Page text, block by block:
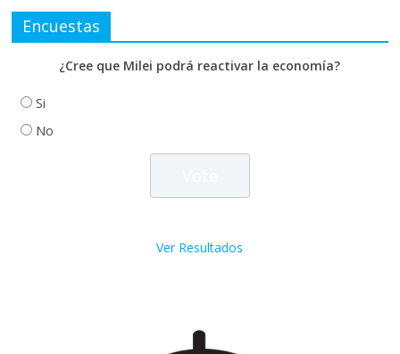
Encuestas
¿Cree que Milei podrá reactivar la economía?
Si
No
Ver Resultados